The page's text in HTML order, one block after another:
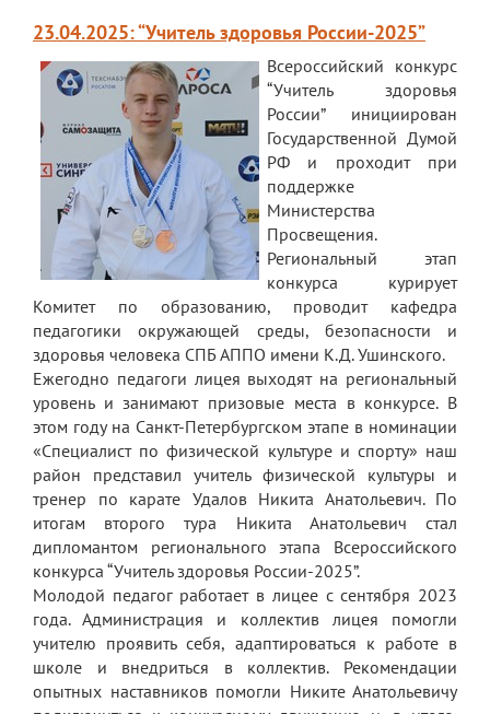
23.04.2025: “Учитель здоровья России-2025”
Всероссийский конкурс
“Учитель здоровья
России” инициирован
Государственной Думой
РФ и проходит при
поддержке
Министерства
Просвещения.
Региональный этап
конкурса курирует
Комитет по образованию, проводит кафедра
педагогики окружающей среды, безопасности и
здоровья человека СПБ АППО имени К.Д. Ушинского.
Ежегодно педагоги лицея выходят на региональный
уровень и занимают призовые места в конкурсе. В
этом году на Санкт-Петербургском этапе в номинации
«Специалист по физической культуре и спорту» наш
район представил учитель физической культуры и
тренер по карате Удалов Никита Анатольевич. По
итогам второго тура Никита Анатольевич стал
дипломантом регионального этапа Всероссийского
конкурса “Учитель здоровья России-2025”.
Молодой педагог работает в лицее с сентября 2023
года. Администрация и коллектив лицея помогли
учителю проявить себя, адаптироваться к работе в
школе и внедриться в коллектив. Рекомендации
опытных наставников помогли Никите Анатольевичу